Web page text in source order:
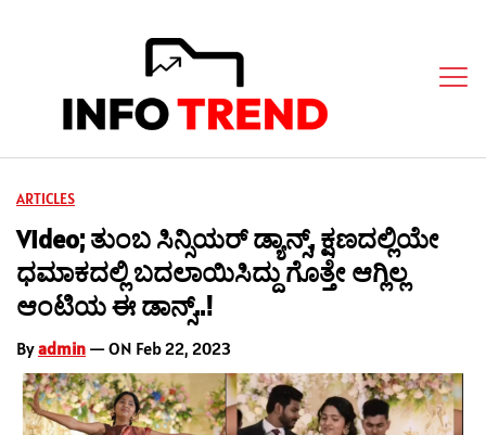
ARTICLES
Video; ತುಂಬ ಸಿನ್ಸಿಯರ್ ಡ್ಯಾನ್ಸ್, ಕ್ಷಣದಲ್ಲಿಯೇ
ಧಮಾಕದಲ್ಲಿ ಬದಲಾಯಿಸಿದ್ದು ಗೊತ್ತೇ ಆಗ್ಲಿಲ್ಲ
ಆಂಟಿಯ ಈ ಡಾನ್ಸ್..!
Byadmin — ON Feb 22, 2023